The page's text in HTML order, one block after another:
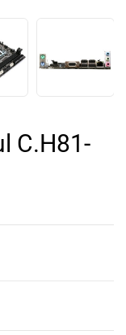
C.H81-